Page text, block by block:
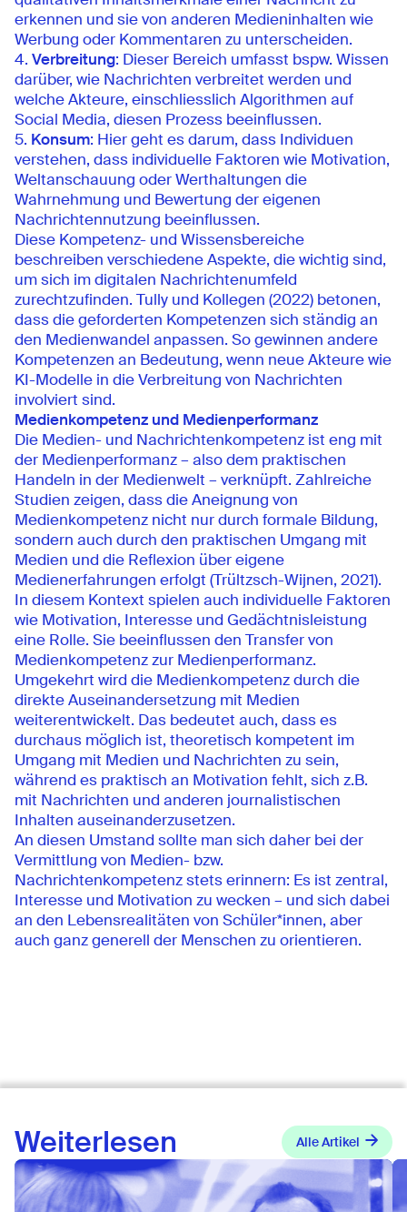
erkennen und sie von anderen Medieninhalten wie
Werbung oder Kommentaren zu unterscheiden.
Verbreitung: Dieser Bereich umfasst bspw. Wissen
darüber, wie Nachrichten verbreitet werden und
welche Akteure, einschliesslich Algorithmen auf
Social Media, diesen Prozess beeinflussen.
Konsum: Hier geht es darum, dass Individuen
verstehen, dass individuelle Faktoren wie Motivation,
Weltanschauung oder Werthaltungen die
Wahrnehmung und Bewertung der eigenen
Nachrichtennutzung beeinflussen.
Diese Kompetenz- und Wissensbereiche
beschreiben verschiedene Aspekte, die wichtig sind,
um sich im digitalen Nachrichtenumfeld
zurechtzufinden. Tully und Kollegen (2022) betonen,
dass die geforderten Kompetenzen sich ständig an
den Medienwandel anpassen. So gewinnen andere
Kompetenzen an Bedeutung, wenn neue Akteure wie
KI-Modelle in die Verbreitung von Nachrichten
involviert sind.
Medienkompetenz und Medienperformanz
Die Medien- und Nachrichtenkompetenz ist eng mit
der Medienperformanz – also dem praktischen
Handeln in der Medienwelt – verknüpft. Zahlreiche
Studien zeigen, dass die Aneignung von
Medienkompetenz nicht nur durch formale Bildung,
sondern auch durch den praktischen Umgang mit
Medien und die Reflexion über eigene
Medienerfahrungen erfolgt (Trültzsch-Wijnen, 2021).
In diesem Kontext spielen auch individuelle Faktoren
wie Motivation, Interesse und Gedächtnisleistung
eine Rolle. Sie beeinflussen den Transfer von
Medienkompetenz zur Medienperformanz.
Umgekehrt wird die Medienkompetenz durch die
direkte Auseinandersetzung mit Medien
weiterentwickelt. Das bedeutet auch, dass es
durchaus möglich ist, theoretisch kompetent im
Umgang mit Medien und Nachrichten zu sein,
während es praktisch an Motivation fehlt, sich z.B.
mit Nachrichten und anderen journalistischen
Inhalten auseinanderzusetzen.
An diesen Umstand sollte man sich daher bei der
Vermittlung von Medien- bzw.
Nachrichtenkompetenz stets erinnern: Es ist zentral,
Interesse und Motivation zu wecken – und sich dabei
an den Lebensrealitäten von Schüler*innen, aber
auch ganz generell der Menschen zu orientieren.
Weiterlesen Alle Artikel